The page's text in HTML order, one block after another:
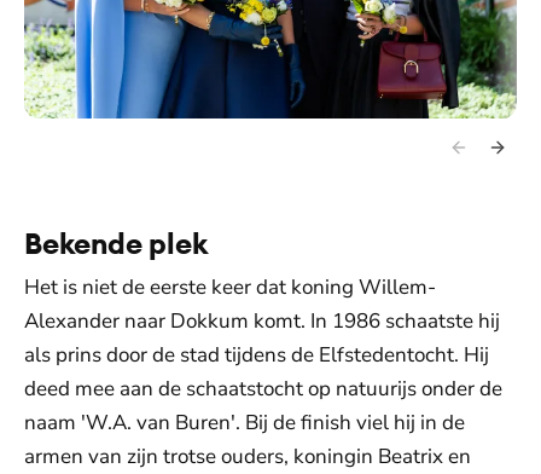
Bekende plek
Het is niet de eerste keer dat koning Willem-
Alexander naar Dokkum komt. In 1986 schaatste hij
als prins door de stad tijdens de Elfstedentocht. Hij
deed mee aan de schaatstocht op natuurijs onder de
naam 'W.A. van Buren'. Bij de finish viel hij in de
armen van zijn trotse ouders, koningin Beatrix en